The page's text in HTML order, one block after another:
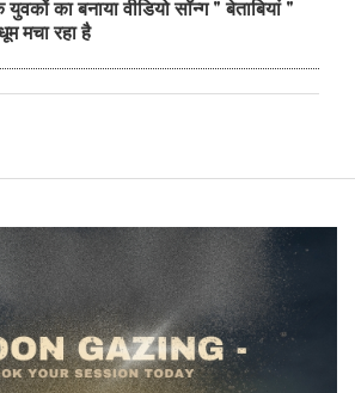
युवकों का बनाया वीडियो सॉन्ग " बेताबियां "
मचा रहा है